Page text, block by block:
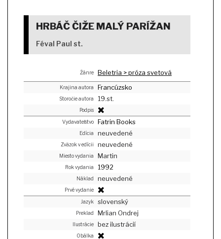
HRBÁČ ČIŽE MALÝ PARÍŽAN
Féval Paul st.
Žánre Beletria > próza svetová
Krajina autora Francúzsko
Storočie autora 19.st.
Podpis
Vydavateľstvo
Fatrin Books
Edícia neuvedené
Zväzok v edícii neuvedené
Miesto vydania Martin
Rok vydania 1992
Náklad neuvedené
Prvé vydanie
Jazyk
slovenský
Preklad Mrlian Ondrej
Ilustrácie bez ilustrácií
Obálka